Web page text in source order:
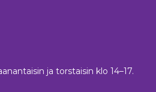
ja torstaisin klo 14–17.